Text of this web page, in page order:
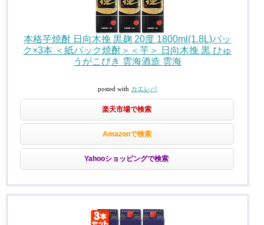
本格芋焼酎 日向木挽 黒麹 20度 1800ml(1.8L)パッ
ク×3本 ＜紙パック焼酎＞＜芋＞ 日向木挽 黒 ひゅ
うがこびき 雲海酒造 雲海
posted with カエレバ
楽天市場で検索
Amazonで検索
Yahooショッピングで検索